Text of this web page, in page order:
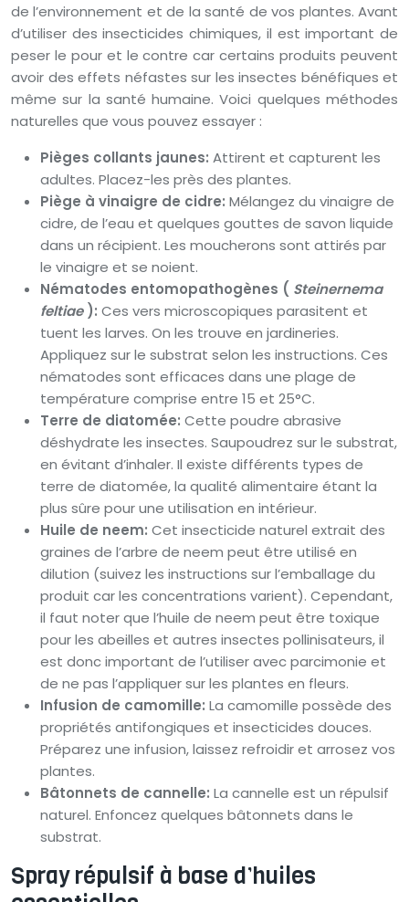
de l’environnement et de la santé de vos plantes. Avant
d’utiliser des insecticides chimiques, il est important de
peser le pour et le contre car certains produits peuvent
avoir des effets néfastes sur les insectes bénéfiques et
même sur la santé humaine. Voici quelques méthodes
naturelles que vous pouvez essayer :
Pièges collants jaunes: Attirent et capturent les
adultes. Placez-les près des plantes.
Piège à vinaigre de cidre: Mélangez du vinaigre de
cidre, de l’eau et quelques gouttes de savon liquide
dans un récipient. Les moucherons sont attirés par
le vinaigre et se noient.
Nématodes entomopathogènes ( Steinernema
feltiae ): Ces vers microscopiques parasitent et
tuent les larves. On les trouve en jardineries.
Appliquez sur le substrat selon les instructions. Ces
nématodes sont efficaces dans une plage de
température comprise entre 15 et 25°C.
Terre de diatomée: Cette poudre abrasive
déshydrate les insectes. Saupoudrez sur le substrat,
en évitant d’inhaler. Il existe différents types de
terre de diatomée, la qualité alimentaire étant la
plus sûre pour une utilisation en intérieur.
Huile de neem: Cet insecticide naturel extrait des
graines de l’arbre de neem peut être utilisé en
dilution (suivez les instructions sur l’emballage du
produit car les concentrations varient). Cependant,
il faut noter que l’huile de neem peut être toxique
pour les abeilles et autres insectes pollinisateurs, il
est donc important de l’utiliser avec parcimonie et
de ne pas l’appliquer sur les plantes en fleurs.
Infusion de camomille: La camomille possède des
propriétés antifongiques et insecticides douces.
Préparez une infusion, laissez refroidir et arrosez vos
plantes.
Bâtonnets de cannelle: La cannelle est un répulsif
naturel. Enfoncez quelques bâtonnets dans le
substrat.
Spray répulsif à base d’huiles